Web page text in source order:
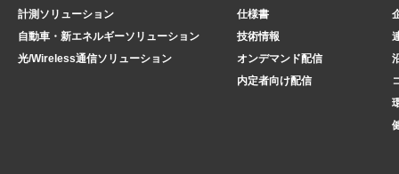
計測ソリューション
自動車・新エネルギーソリューション
光/Wireless通信ソリューション
仕様書
技術情報
オンデマンド配信
内定者向け配信